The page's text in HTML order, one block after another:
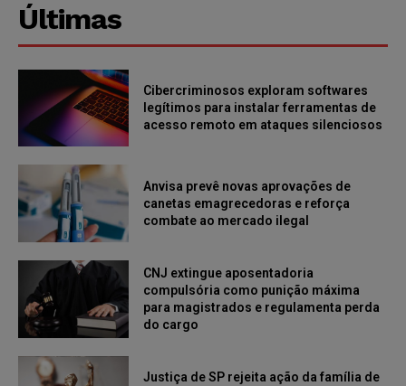
Últimas
Cibercriminosos exploram softwares
legítimos para instalar ferramentas de
acesso remoto em ataques silenciosos
Anvisa prevê novas aprovações de
canetas emagrecedoras e reforça
combate ao mercado ilegal
CNJ extingue aposentadoria
compulsória como punição máxima
para magistrados e regulamenta perda
do cargo
Justiça de SP rejeita ação da família de